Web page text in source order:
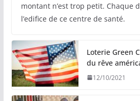
montant n’est trop petit. Chaque
l’edifice de ce centre de santé.
Loterie Green
du rêve
12/10/2021